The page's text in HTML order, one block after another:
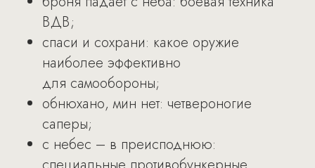
ВДВ;
спаси и сохрани: какое оружие
наиболее эффективно
для самообороны;
обнюхано, мин нет: четвероногие
саперы;
с небес – в преисподнюю: